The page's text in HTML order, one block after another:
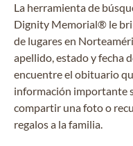
La herramienta de
Dignity Memorial® le
de lugares en
apellido, estado y fecha
encuentre el obituario
información importante
compartir una foto o
regalos a la familia.